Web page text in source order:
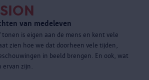
van medeleven
is eigen aan de mens en kent vele
zien hoe we dat doorheen vele tijden,
in beeld brengen. En ook, wat
ervan zijn.